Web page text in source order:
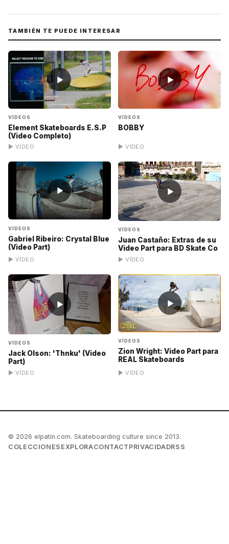
TAMBIÉN TE PUEDE INTERESAR
▶
VÍDEOS
Element Skateboards E.S.P
(Video Completo)
▶ VÍDEO
▶
VÍDEOS
BOBBY
▶ VÍDEO
▶
VÍDEOS
Gabriel Ribeiro: Crystal Blue
(Video Part)
▶ VÍDEO
▶
VÍDEOS
Juan Castaño: Extras de su
Video Part para BD Skate Co
▶ VÍDEO
▶
VÍDEOS
Jack Olson: 'Thnku' (Video
Part)
▶ VÍDEO
▶
VÍDEOS
Zion Wright: Video Part para
REAL Skateboards
▶ VÍDEO
© 2026 elpatin.com. Skateboarding culture since 2013.
COLECCIONES EXPLORACONTACT PRIVACIDADRSS